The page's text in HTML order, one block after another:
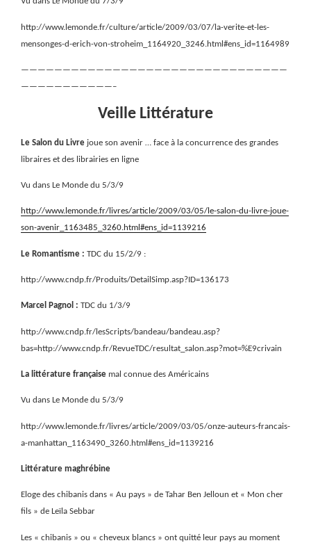
http://www.lemonde.fr/culture/article/2009/03/07/la-verite-et-les-
mensonges-d-erich-von-stroheim_1164920_3246.html#ens_id=1164989
————————————————————————————————
———————————–
Veille Littérature
Le Salon du Livre joue son avenir … face à la concurrence des grandes
libraires et des librairies en ligne
Vu dans Le Monde du 5/3/9
http://www.lemonde.fr/livres/article/2009/03/05/le-salon-du-livre-joue-
son-avenir_1163485_3260.html#ens_id=1139216
Le Romantisme : TDC du 15/2/9 :
http://www.cndp.fr/Produits/DetailSimp.asp?ID=136173
Marcel Pagnol : TDC du 1/3/9
http://www.cndp.fr/lesScripts/bandeau/bandeau.asp?
bas=http://www.cndp.fr/RevueTDC/resultat_salon.asp?mot=%E9crivain
La littérature française mal connue des Américains
Vu dans Le Monde du 5/3/9
http://www.lemonde.fr/livres/article/2009/03/05/onze-auteurs-francais-
a-manhattan_1163490_3260.html#ens_id=1139216
Littérature maghrébine
Eloge des chibanis dans « Au pays » de Tahar Ben Jelloun et « Mon cher
fils » de Leïla Sebbar
Les « chibanis » ou « cheveux blancs » ont quitté leur pays au moment